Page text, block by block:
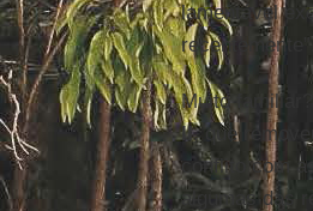
lamentável
recentemente”.
Muito
II, que
conflito com
algumas das